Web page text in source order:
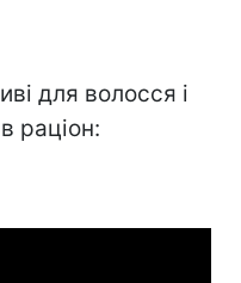
для волосся і
раціон: